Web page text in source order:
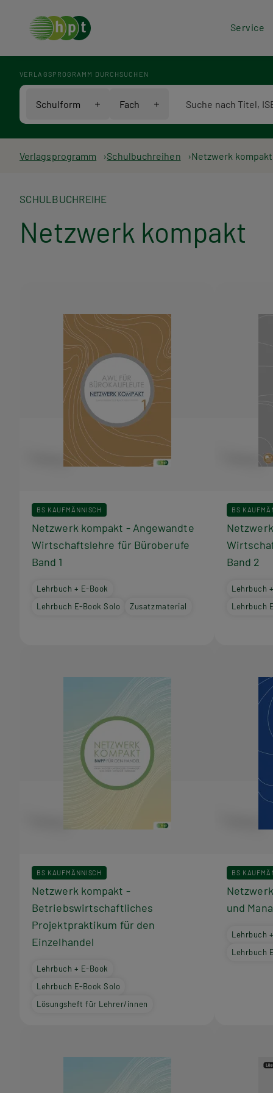
Service
VERLAGSPROGRAMM DURCHSUCHEN
Schulform Fach
Pfadnavigation
Verlagsprogramm Schulbuchreihen Netzwerk kompakt
SCHULBUCHREIHE
Netzwerk kompakt
dieser
Reihe
BS KAUFMÄNNISCH
Netzwerk kompakt - Angewandte
Wirtschaftslehre für Büroberufe
Band 1
Lehrbuch + E-Book
Lehrbuch E-Book Solo
Zusatzmaterial
BS
Band 2
Lehrbuch
Lehrbuch
BS KAUFMÄNNISCH
Netzwerk kompakt -
Betriebswirtschaftliches
Projektpraktikum für den
Einzelhandel
Lehrbuch + E-Book
Lehrbuch E-Book Solo
Lösungsheft für Lehrer/innen
BS
und
Lehrbuch
Lehrbuch